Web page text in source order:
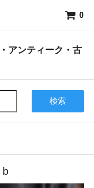
0
アンティーク・古
検索